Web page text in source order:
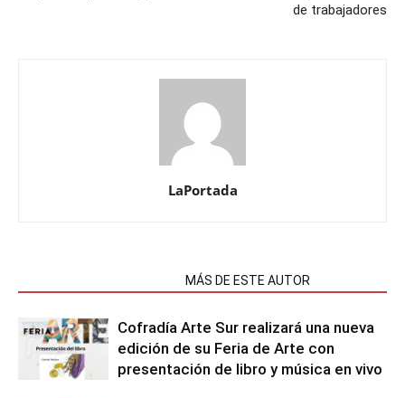
de trabajadores
LaPortada
MÁS DE ESTE AUTOR
Cofradía Arte Sur realizará una nueva
edición de su Feria de Arte con
presentación de libro y música en vivo